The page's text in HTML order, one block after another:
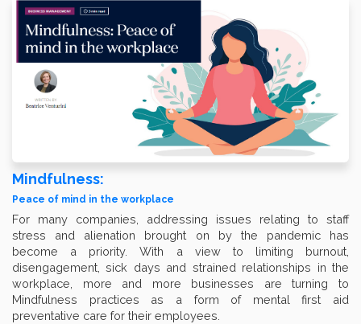
Mindfulness:
Peace of mind in the workplace
For many companies, addressing issues relating to staff
stress and alienation brought on by the pandemic has
become a priority. With a view to limiting burnout,
disengagement, sick days and strained relationships in the
workplace, more and more businesses are turning to
Mindfulness practices as a form of mental first aid
preventative care for their employees.